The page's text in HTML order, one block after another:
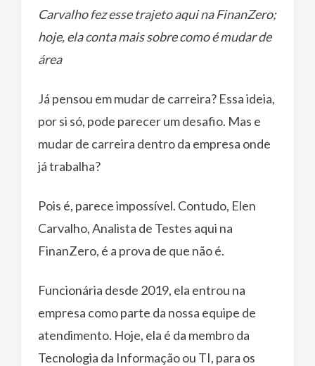
Carvalho fez esse trajeto aqui na FinanZero;
hoje, ela conta mais sobre como é mudar de
área
Já pensou em mudar de carreira? Essa ideia,
por si só, pode parecer um desafio. Mas e
mudar de carreira dentro da empresa onde
já trabalha?
Pois é, parece impossível. Contudo, Elen
Carvalho, Analista de Testes aqui na
FinanZero, é a prova de que não é.
Funcionária desde 2019, ela entrou na
empresa como parte da nossa equipe de
atendimento. Hoje, ela é da membro da
Tecnologia da Informação ou TI, para os